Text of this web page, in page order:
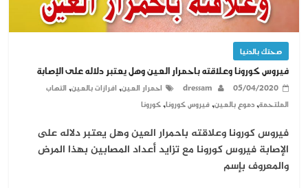
صحتك بالدنيا
فيروس كورونا وعلاقته باحمرار العين وهل يعتبر دلاله على الإصابة
05/04/2020
dressam احمرار العين,افرازات بالعين,التهاب
الملتحمة,دموع بالعين,فيروس كورونا,كورونا
فيروس كورونا وعلاقته باحمرار العين وهل يعتبر دلاله على
الإصابة فيروس كورونا مع تزايد أعداد المصابين بهذا المرض
والمعروف بإسم